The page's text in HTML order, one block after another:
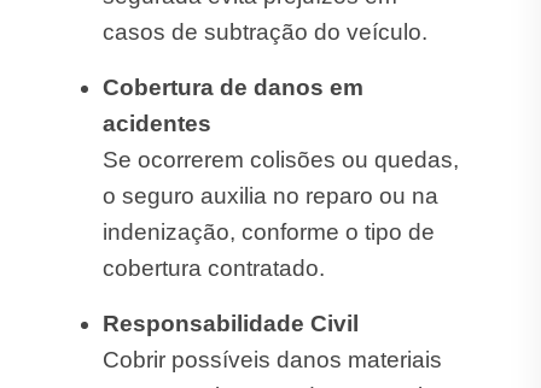
casos de subtração do veículo.
Cobertura de danos em
acidentes
Se ocorrerem colisões ou quedas,
o seguro auxilia no reparo ou na
indenização, conforme o tipo de
cobertura contratado.
Responsabilidade Civil
Cobrir possíveis danos materiais